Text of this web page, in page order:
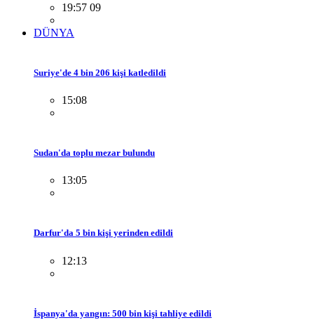
19:57 09
DÜNYA
Suriye'de 4 bin 206 kişi katledildi
15:08
Sudan'da toplu mezar bulundu
13:05
Darfur'da 5 bin kişi yerinden edildi
12:13
İspanya'da yangın: 500 bin kişi tahliye edildi